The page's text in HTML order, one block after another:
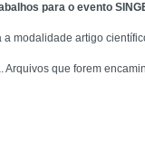
para o evento
modalidade artigo
Arquivos que forem